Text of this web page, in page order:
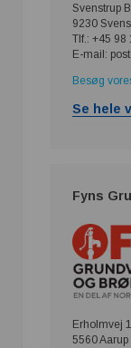
Svenstrup
9230
Tlf.: +45 98
E-mail:
Besøg
Se hele
Fyns
Erholmvej
5560 Aarup